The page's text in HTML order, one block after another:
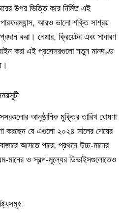
উপর ভিত্তি করে নির্মিত এই
আরও ভালো শক্তি সাশ্রয়
করা। গেমার, ক্রিয়েটর এবং সাধারণ
করা এই প্রসেসরগুলো নতুন মানদণ্ড
আনুষ্ঠানিক মুক্তির তারিখ ঘোষণা
করছেন যে এগুলো ২০২৪ সালের শেষের
আসতে পারে; প্রথমে উচ্চ-মানের
মানের ও স্বল্প-মূল্যের ডিভাইসগুলোতেও